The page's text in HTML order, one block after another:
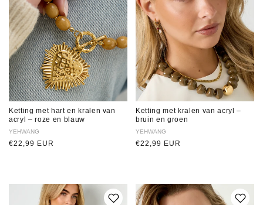
Ketting met hart en kralen van
acryl – roze en blauw
Verkoper:
YEHWANG
Normale
€22,99 EUR
Ketting met kralen van acryl –
bruin en groen
Verkoper:
YEHWANG
Normale
€22,99 EUR